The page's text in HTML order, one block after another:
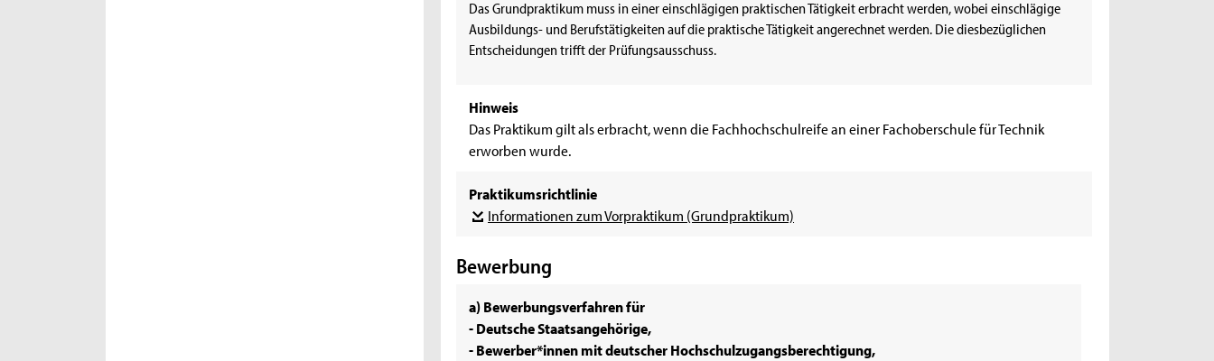
Das Grundpraktikum muss in einer einschlägigen praktischen Tätigkeit erbracht werden, wobei einschlägige
Ausbildungs- und Berufstätigkeiten auf die praktische Tätigkeit angerechnet werden. Die diesbezüglichen
Entscheidungen trifft der Prüfungsausschuss.
Hinweis
Das Praktikum gilt als erbracht, wenn die Fachhochschulreife an einer Fachoberschule für Technik
erworben wurde.
Praktikumsrichtlinie
Informationen zum Vorpraktikum (Grundpraktikum)
Bewerbung
a) Bewerbungsverfahren für
- Deutsche Staatsangehörige,
- Bewerber*innen mit deutscher Hochschulzugangsberechtigung,